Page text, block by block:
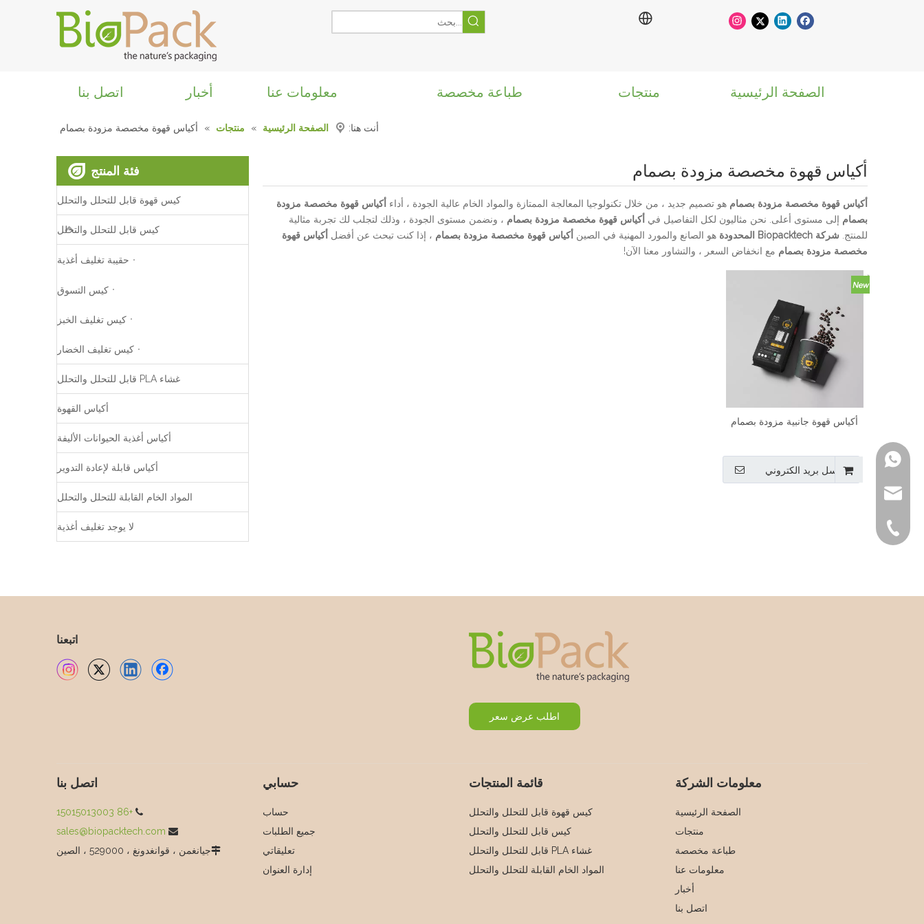
الصفحة الرئيسية منتجات طباعة مخصصة معلومات عنا أخبار اتصل بنا
أنت هنا: الصفحة الرئيسية » منتجات » أكياس قهوة مخصصة مزودة بصمام
فئة المنتج
كيس قهوة قابل للتحلل والتحلل
كيس قابل للتحلل والتحلل
حقيبة تغليف أغذية
كيس التسوق
كيس تغليف الخبز
كيس تغليف الخضار
غشاء PLA قابل للتحلل والتحلل
أكياس القهوة
أكياس أغذية الحيوانات الأليفة
أكياس قابلة لإعادة التدوير
المواد الخام القابلة للتحلل والتحلل
لا يوجد تغليف أغذية
أكياس قهوة مخصصة مزودة بصمام
أكياس قهوة مخصصة مزودة بصمام هو تصميم جديد ، من خلال تكنولوجيا المعالجة الممتازة والمواد الخام عالية الجودة ، أداء أكياس قهوة مخصصة مزودة
بصمام إلى مستوى أعلى. نحن مثاليون لكل التفاصيل في أكياس قهوة مخصصة مزودة بصمام ، ونضمن مستوى الجودة ، وذلك لتجلب لك تجربة مثالية
للمنتج. شركة Biopacktech المحدودة هو الصانع والمورد المهنية في الصين أكياس قهوة مخصصة مزودة بصمام ، إذا كنت تبحث عن أفضل أكياس قهوة
مخصصة مزودة بصمام مع انخفاض السعر ، والتشاور معنا الآن!
أكياس قهوة جانبية مزودة بصمام
ارسل بريد الكتروني
اطلب عرض سعر
اتبعنا
معلومات الشركة
الصفحة الرئيسية
منتجات
طباعة مخصصة
معلومات عنا
أخبار
اتصل بنا
قائمة المنتجات
كيس قهوة قابل للتحلل والتحلل
كيس قابل للتحلل والتحلل
غشاء PLA قابل للتحلل والتحلل
المواد الخام القابلة للتحلل والتحلل
WhatsApp
بريد الالكتروني
حسابي
حساب
جميع الطلبات
تعليقاتي
إدارة العنوان
اتصل بنا

+86 15015013003

sales@biopacktech.com
جيانغمن ، قوانغدونغ ، 529000 ، الصين